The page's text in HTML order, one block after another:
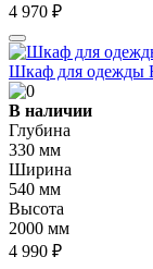
4 970 ₽
Шкаф для одежды
В наличии
Глубина
330 мм
Ширина
540 мм
Высота
2000 мм
4 990 ₽